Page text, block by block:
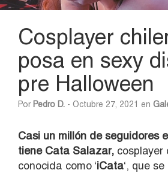
Cosplayer
posa en sexy
pre Halloween
Por Pedro D. - Octubre 27, 2021 en
Casi un millón de seguidores
tiene Cata Salazar, cosplayer
conocida como ‘iCata‘, que